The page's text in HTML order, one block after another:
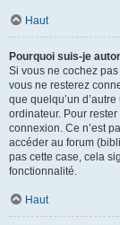
Haut
Pourquoi suis-je
Si vous ne cochez
vous ne resterez
que quelqu’un
ordinateur. Pour
connexion. Ce n’est
accéder au forum
pas cette case, cela
fonctionnalité.
Haut